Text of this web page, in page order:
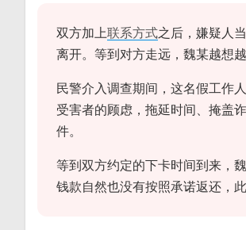
双方加上联系方式之后，嫌疑人
离开。等到对方走远，魏某越想
民警介入调查期间，这名假工作
受害者的顾虑，拖延时间、掩盖
件。
等到双方约定的下卡时间到来，
钱款自然也没有按照承诺返还，